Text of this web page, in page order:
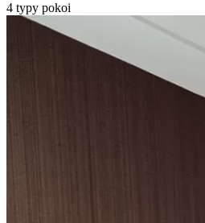
4 typy pokoi